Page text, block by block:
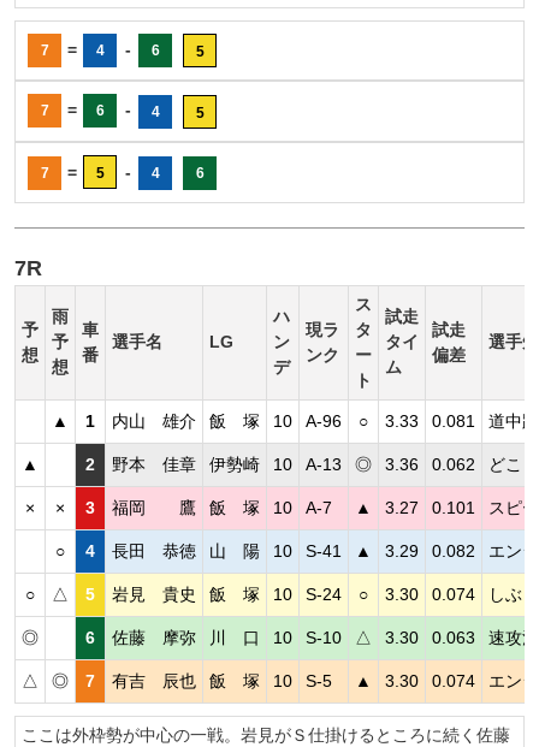
7 = 4 - 6 5
7 = 6 - 4 5
7 = 5 - 4 6
7R
予
想
雨
予
想
車
番
選手名 LG
ハ
ン
デ
現ラ
ンク
ス
タ
ー
ト
試走
タイ
ム
試走
偏差
選手
▲ 1 内山 雄介 飯 塚 10 A-96 ○ 3.33 0.081 道中
▲ 2 野本 佳章 伊勢崎 10 A-13 ◎ 3.36 0.062 どこ
× × 3 福岡 鷹 飯 塚 10 A-7 ▲ 3.27 0.101 スピ
○ 4 長田 恭徳 山 陽 10 S-41 ▲ 3.29 0.082 エン
○ △ 5 岩見 貴史 飯 塚 10 S-24 ○ 3.30 0.074 しぶ
◎ 6 佐藤 摩弥 川 口 10 S-10 △ 3.30 0.063 速攻
△ ◎ 7 有吉 辰也 飯 塚 10 S-5 ▲ 3.30 0.074 エン
ここは外枠勢が中心の一戦。岩見がＳ仕掛けるところに続く佐藤